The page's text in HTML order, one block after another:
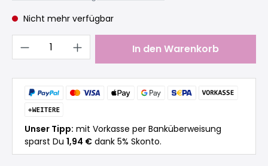
Nicht mehr verfügbar
Produkt Anzahl: Gib den
In den Warenkorb
Unser Tipp: mit Vorkasse per Banküberweisung
sparst Du 1,94 € dank 5% Skonto.